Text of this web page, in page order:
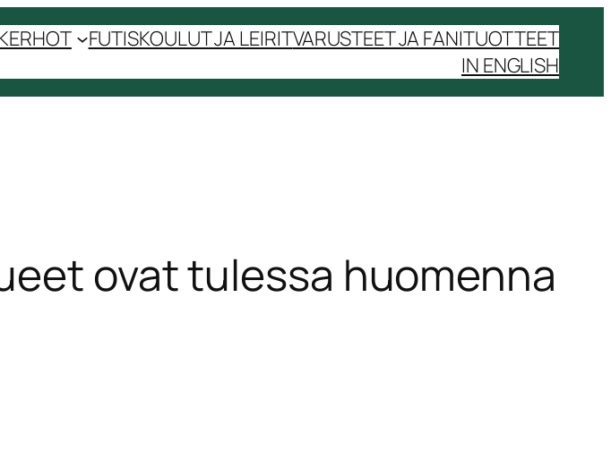
FUTISKOULUT JA LEIRITVARUSTEET JA FANITUOTTEET
IN ENGLISH
ovat tulessa huomenna